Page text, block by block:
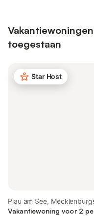
toegestaan
Star Host
Plau am See,
Vakantiewoning voor 2